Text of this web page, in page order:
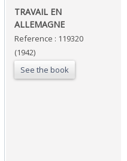
‎TRAVAIL EN
ALLEMAGNE ‎
Reference : 119320
(1942)
See the book